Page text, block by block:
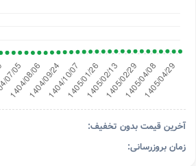
آخرین قیمت بدون تخفیف:
زمان بروزرسانی: